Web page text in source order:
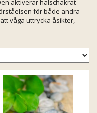
aktiverar halschakrat
för både andra
våga uttrycka åsikter,